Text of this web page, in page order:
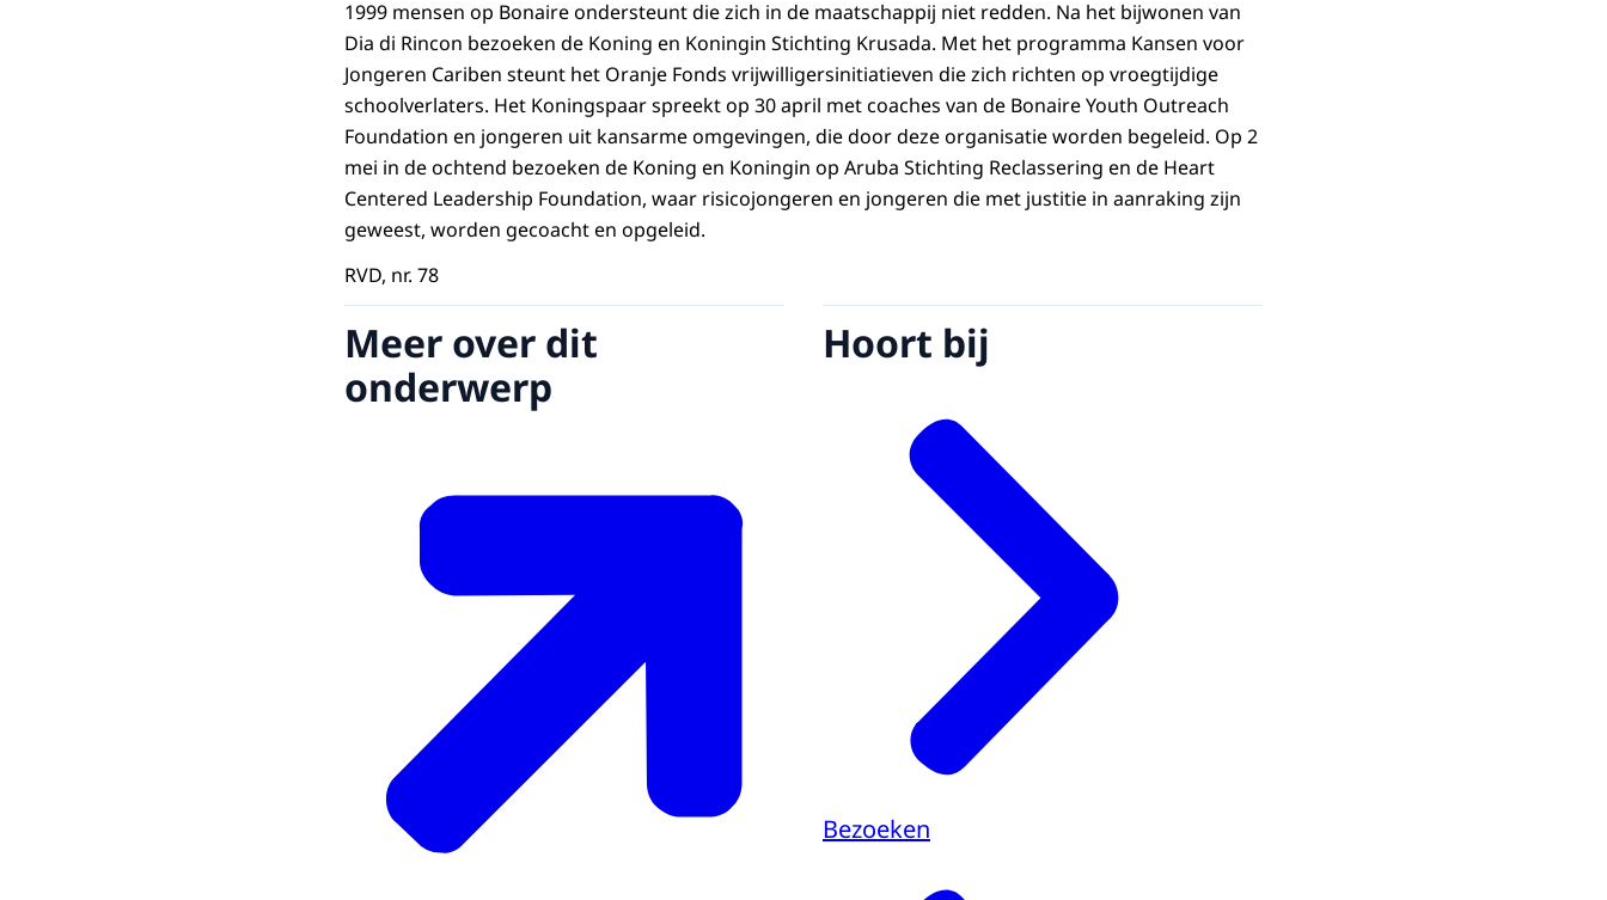
1999 mensen op Bonaire ondersteunt die zich in de maatschappij niet redden. Na het bijwonen van
Dia di Rincon bezoeken de Koning en Koningin Stichting Krusada. Met het programma Kansen voor
Jongeren Cariben steunt het Oranje Fonds vrijwilligersinitiatieven die zich richten op vroegtijdige
schoolverlaters. Het Koningspaar spreekt op 30 april met coaches van de BonaireYouth Outreach
Foundation en jongeren uit kansarme omgevingen, die door deze organisatie worden begeleid. Op 2
mei in de ochtend bezoeken de Koning en Koningin op Aruba Stichting Reclassering en de Heart
Centered Leadership Foundation, waar risicojongeren en jongeren die met justitie in aanraking zijn
geweest, worden gecoacht en opgeleid.
RVD, nr. 78
Meer over dit
onderwerp
Hoort bij
Bezoeken